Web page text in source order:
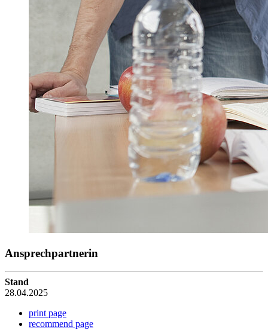
Ansprechpartnerin
Stand
28.04.2025
print page
recommend page